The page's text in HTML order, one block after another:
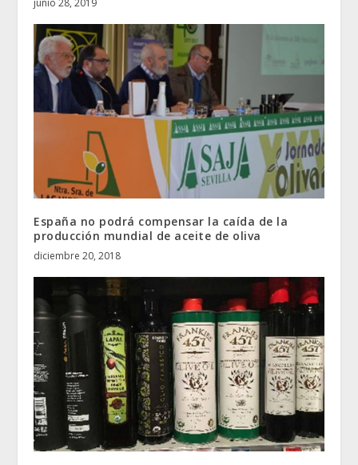
España no podrá compensar la caída de la
producción mundial de aceite de oliva
diciembre 20, 2018